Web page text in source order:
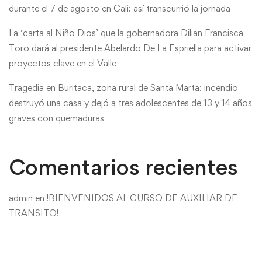
durante el 7 de agosto en Cali: así transcurrió la jornada
La ‘carta al Niño Dios’ que la gobernadora Dilian Francisca
Toro dará al presidente Abelardo De La Espriella para activar
proyectos clave en el Valle
Tragedia en Buritaca, zona rural de Santa Marta: incendio
destruyó una casa y dejó a tres adolescentes de 13 y 14 años
graves con quemaduras
Comentarios recientes
admin en !BIENVENIDOS AL CURSO DE AUXILIAR DE
TRANSITO!